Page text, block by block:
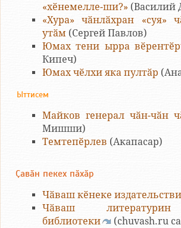
«хӗнемелле-ши?» (Василий
«Хура» чӑнлӑхран «суя»
утӑм (Сергей Павлов)
Юмах тени ырра
Кипеч)
Юмах чӗлхи яка пултӑр
Ыттисем
Майков генерал чӑн-чӑн
Мишши)
Темтепӗрлев (Акапасар)
Ҫавӑн пекех пӑхӑр
Чӑваш кӗнеке издательстви
Чӑваш литературин
библиотеки
(chuvash.ru